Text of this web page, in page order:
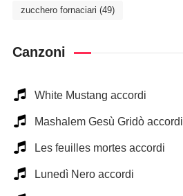
zucchero fornaciari (49)
Canzoni
White Mustang accordi
Mashalem Gesù Gridò accordi
Les feuilles mortes accordi
Lunedì Nero accordi